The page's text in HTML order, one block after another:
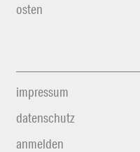
osten
impressum
datenschutz
anmelden